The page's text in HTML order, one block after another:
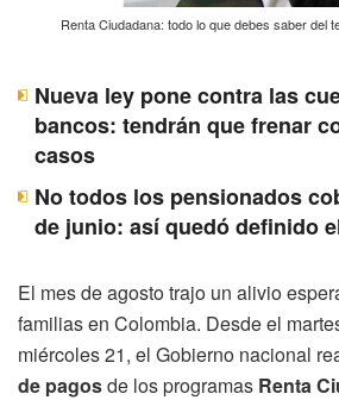
Renta Ciudadana: todo lo que debes saber del
Nueva ley pone contra las
bancos: tendrán que frenar
casos
No todos los pensionados
de junio: así quedó definido
El mes de agosto trajo un alivio
familias en Colombia. Desde el
miércoles 21, el Gobierno nacional
de pagosde los programas Renta